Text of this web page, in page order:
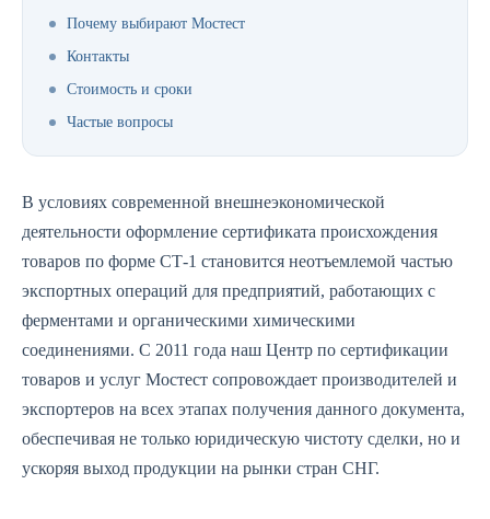
Почему выбирают Мостест
Контакты
Стоимость и сроки
Частые вопросы
В условиях современной внешнеэкономической
деятельности оформление сертификата происхождения
товаров по форме СТ-1 становится неотъемлемой частью
экспортных операций для предприятий, работающих с
ферментами и органическими химическими
соединениями. С 2011 года наш Центр по сертификации
товаров и услуг Мостест сопровождает производителей и
экспортеров на всех этапах получения данного документа,
обеспечивая не только юридическую чистоту сделки, но и
ускоряя выход продукции на рынки стран СНГ.